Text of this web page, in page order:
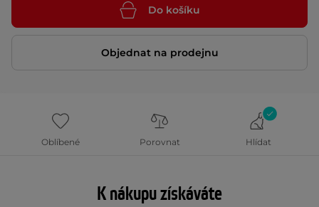
Do košíku
Objednat na prodejnu
Oblíbené Porovnat Hlídat
K nákupu získáváte